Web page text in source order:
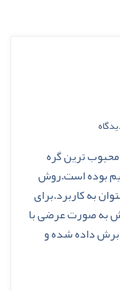
ترین گره
بوده است.روش
به کاربرد.برای
به صورت عرضی با
برش داده شده و